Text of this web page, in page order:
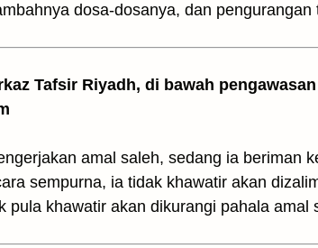
dosa-dosanya, dan
Tafsir Riyadh, di bawah
amal saleh, sedang ia beriman
sempurna, ia tidak khawatir akan
pula khawatir akan dikurangi pahala amal